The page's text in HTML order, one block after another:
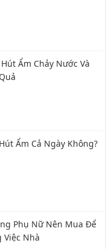
Ẩm Chảy Nước Và
Ẩm Cả Ngày​ Không?
Phụ Nữ Nên Mua Để
Việc Nhà